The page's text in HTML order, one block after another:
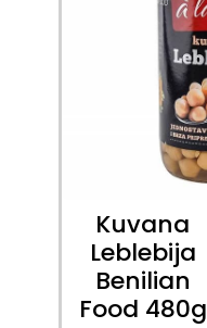
Kuvana
Leblebija
Benilian
Food 480g